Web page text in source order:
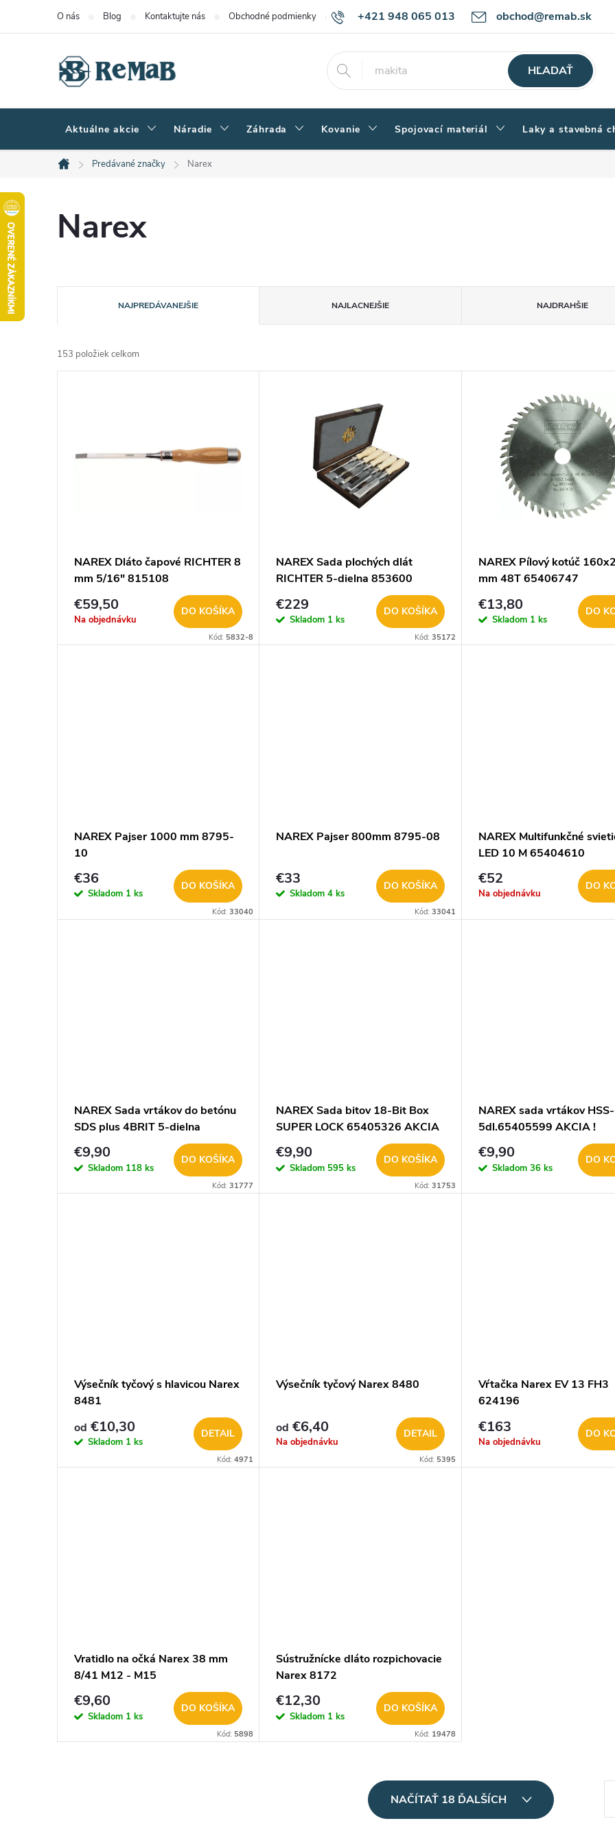
+421 948 065 013 obchod@remab.sk
O nás Blog Kontaktujte nás Obchodné podmienky Podmienky ochrany osobných údajov Ako nakupovať
HĽADAŤ
Aktuálne akcie Náradie Záhrada Kovanie Spojovací materiál Laky a stavebná
Domov
Predávané značky Narex
Narex
a
d
d
NAJPREDÁVANEJŠIE NAJLACNEJŠIE NAJDRAHŠIE
153 položiek celkom
NAREX Dláto čapové RICHTER 8
mm 5/16" 815108
€59,50
Na objednávku
DO KOŠÍKA
Kód: 5832-8
NAREX Sada plochých dlát
RICHTER 5-dielna 853600
€229
Skladom 1 ks
DO KOŠÍKA
Kód: 35172
NAREX Pílový kotúč
mm 48T 65406747
€13,80
Skladom 1 ks
DO
NAREX Pajser 1000 mm 8795-
10
€36
Skladom 1 ks
DO KOŠÍKA
Kód:33040
NAREX Pajser 800mm 8795-08
€33
Skladom4 ks
DO KOŠÍKA
Kód: 33041
NAREX Multifunkčné
LED 10 M 65404610
€52
Na objednávku
DO
NAREX Sada vrtákov do betónu
SDS plus 4BRIT 5-dielna
65405610 AKCIA !
€9,90
Skladom 118 ks
DO KOŠÍKA
Kód:31777
NAREX Sada bitov 18-Bit Box
SUPER LOCK 65405326 AKCIA
!
€9,90
Skladom 595 ks
DO KOŠÍKA
Kód: 31753
NAREX sada vrtákov
5dl.65405599 AKCIA !
€9,90
Skladom 36 ks
DO
Výsečník tyčový s hlavicou Narex
8481
od €10,30
Skladom 1 ks
DETAIL
Kód:4971
Výsečník tyčový Narex 8480
od €6,40
Na objednávku
DETAIL
Kód: 5395
Vŕtačka Narex EV 13 FH3
624196
€163
Na objednávku
DO
Vratidlo na očká Narex 38 mm
8/41 M12 - M15
€9,60
Skladom 1 ks
DO KOŠÍKA
Kód: 5898
Sústružnícke dláto rozpichovacie
Narex 8172
€12,30
Skladom 1 ks
DO KOŠÍKA
Kód: 19478
NAČÍTAŤ 18 ĎALŠÍCH